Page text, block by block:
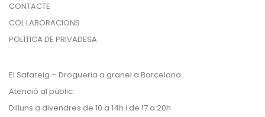
CONTACTE
COL·LABORACIONS
POLÍTICA DE PRIVADESA
El Safareig – Drogueria a granel a Barcelona
Atenció al públic:
Dilluns a divendres de 10 a 14h i de 17 a 20h